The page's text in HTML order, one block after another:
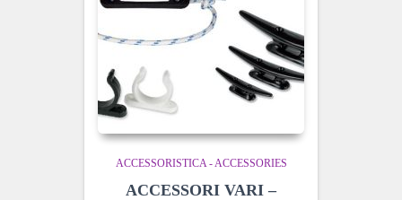
ACCESSORISTICA - ACCESSORIES
ACCESSORI VARI –